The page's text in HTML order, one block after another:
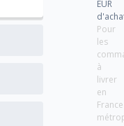
EUR
Pour
les
à
livrer
en
France